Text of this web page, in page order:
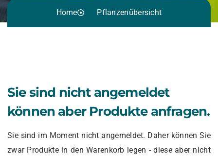
Home Pflanzenübersicht
Sie sind nicht angemeldet
können aber Produkte anfragen.
Sie sind im Moment nicht angemeldet. Daher können Sie
zwar Produkte in den Warenkorb legen - diese aber nicht